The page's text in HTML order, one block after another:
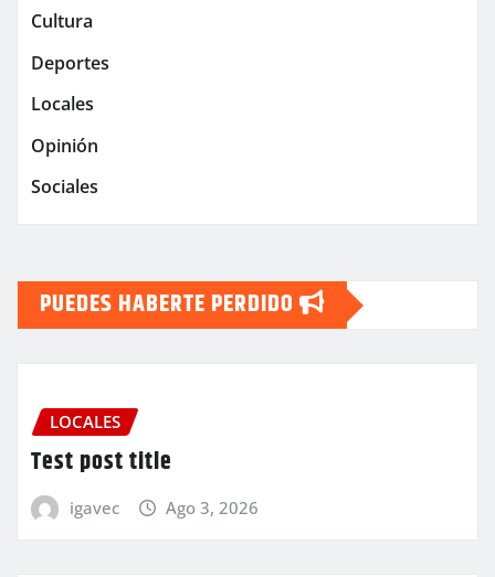
Cultura
Deportes
Locales
Opinión
Sociales
PUEDES HABERTE PERDIDO
LOCALES
Test post title
igavec Ago 3, 2026